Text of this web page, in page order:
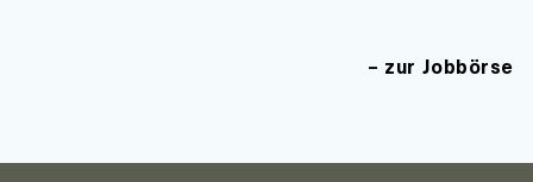
zur Jobbörse